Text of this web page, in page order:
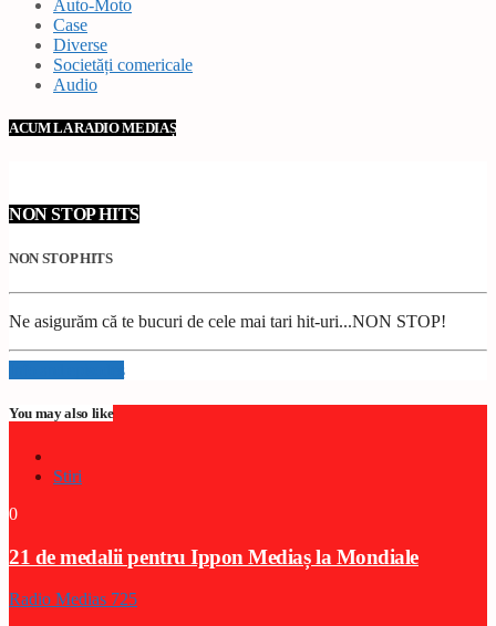
Auto-Moto
Case
Diverse
Societăți comericale
Audio
ACUM LA RADIO MEDIAȘ
NON STOP HITS
NON STOP HITS
Ne asigurăm că te bucuri de cele mai tari hit-uri...NON STOP!
Info and episodes
You may also like
Stiri
0
21 de medalii pentru Ippon Mediaș la Mondiale
Radio Medias 725